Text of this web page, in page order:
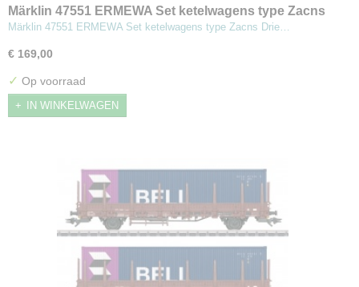
Märklin 47551 ERMEWA Set ketelwagens type Zacns
Märklin 47551 ERMEWA Set ketelwagens type Zacns Drie…
€ 169,00
✓ Op voorraad
IN WINKELWAGEN